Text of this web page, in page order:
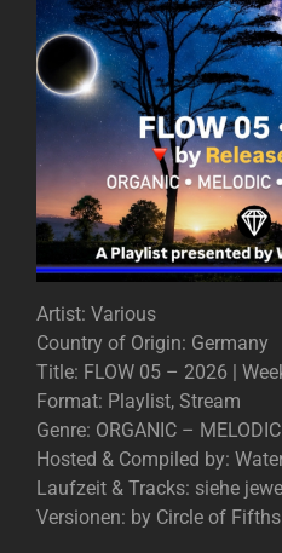
Artist: Various
Country of Origin: Germany
Title: FLOW 05 – 2026 |
Format: Playlist, Stream
Genre: ORGANIC –
Hosted & Compiled by:
Laufzeit & Tracks: siehe
Versionen: by Circle of